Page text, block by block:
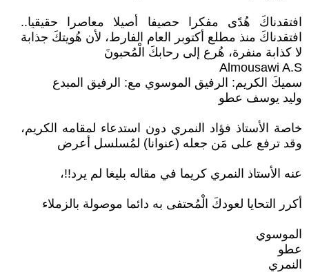
افتقدناكَ هُدًى مفكرا حصيفا أصيلا معاصرا حقيقيا..
افتقدناكَ منذ مطلع أكتوبر العام الفارط، لأن هُويتكَ جذابة
لا كذابة منفرة، هُرع إلى رحابكَ الْمُحبونَ
Almousawi A.S
سميكَ الكريم: الرفيق الموسوي مع: الرفيق المبدع
وليد يوسف عطو
خاصة الأستاذ فؤاد النمري دون استدعاء لمقامه الكريم،
وقد ترفع على مَن جعله (عنوانا) لمُسلسل أعرض
عنه الأستاذ النمري كريما في مقاله بليغا لم يرد!!،
أكرر التحايا لعودكَ الْمُحتفى به دائما موصولة بالزملاء
الموسوي
عطو
النمري